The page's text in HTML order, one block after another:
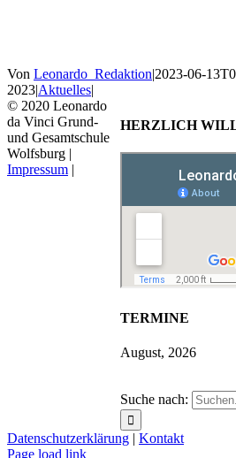
Von Leonardo_Redaktion|2023-06-
2023|Aktuelles|
HERZLICH
TERMINE
August, 2026
Suche nach:
© 2020 Leonardo
da Vinci Grund-
und Gesamtschule
Wolfsburg |
Impressum |
Datenschutzerklärung | Kontakt
Page load link